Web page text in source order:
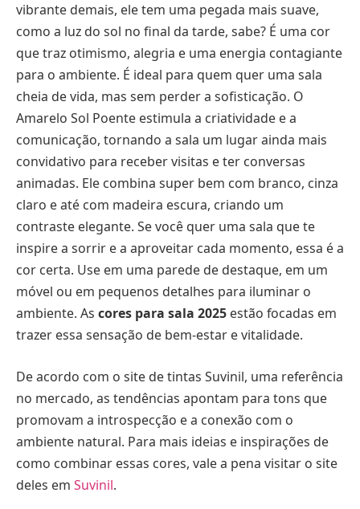
vibrante demais, ele tem uma pegada mais suave,
como a luz do sol no final da tarde, sabe? É uma cor
que traz otimismo, alegria e uma energia contagiante
para o ambiente. É ideal para quem quer uma sala
cheia de vida, mas sem perder a sofisticação. O
Amarelo Sol Poente estimula a criatividade e a
comunicação, tornando a sala um lugar ainda mais
convidativo para receber visitas e ter conversas
animadas. Ele combina super bem com branco, cinza
claro e até com madeira escura, criando um
contraste elegante. Se você quer uma sala que te
inspire a sorrir e a aproveitar cada momento, essa é a
cor certa. Use em uma parede de destaque, em um
móvel ou em pequenos detalhes para iluminar o
ambiente. As cores para sala 2025 estão focadas em
trazer essa sensação de bem-estar e vitalidade.
De acordo com o site de tintas Suvinil, uma referência
no mercado, as tendências apontam para tons que
promovam a introspecção e a conexão com o
ambiente natural. Para mais ideias e inspirações de
como combinar essas cores, vale a pena visitar o site
deles em Suvinil.